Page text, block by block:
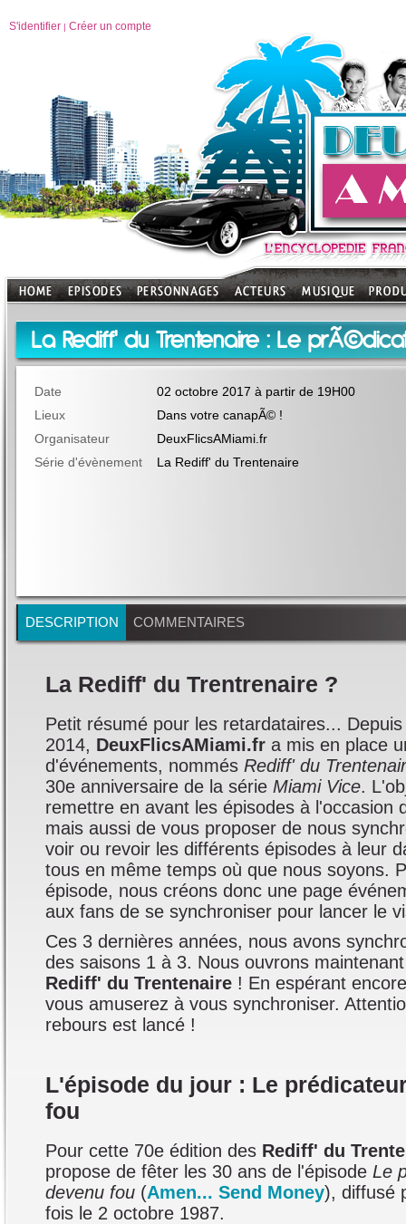
S'identifier | Créer un compte
La Rediff' du Trentenaire : Le
Date
02 octobre 2017 à partir de 19H00
Lieux
Dans votre canapÃ© !
Organisateur
DeuxFlicsAMiami.fr
Série d'évènement
La Rediff' du Trentenaire
DESCRIPTION COMMENTAIRES
La Rediff' du Trentrenaire ?
Petit résumé pour les retardataires... Depuis
2014, DeuxFlicsAMiami.fr a mis en place
d'événements, nommés Rediff' du
30e anniversaire de la série Miami Vice.
remettre en avant les épisodes à l'occasion
mais aussi de vous proposer de nous
voir ou revoir les différents épisodes à leur
tous en même temps où que nous soyons.
épisode, nous créons donc une page
aux fans de se synchroniser pour lancer le
Ces 3 dernières années, nous avons
des saisons 1 à 3. Nous ouvrons
Rediff' du Trentenaire ! En espérant
vous amuserez à vous synchroniser.
rebours est lancé !
L'épisode du jour : Le
fou
Pour cette 70e édition des Rediff' du
propose de fêter les 30 ans de l'épisode Le
devenu fou (Amen... Send Money), diffusé
fois le 2 octobre 1987.